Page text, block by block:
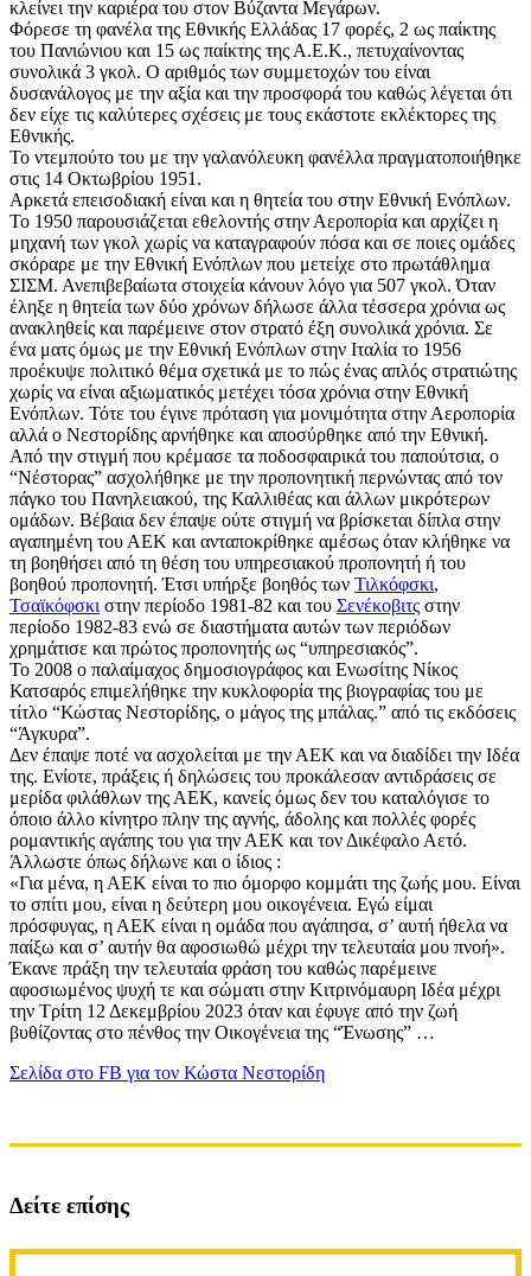
κλείνει την καριέρα του στον Βύζαντα Μεγάρων.
Φόρεσε τη φανέλα της Εθνικής Ελλάδας 17 φορές, 2 ως παίκτης
του Πανιώνιου και 15 ως παίκτης της Α.Ε.Κ., πετυχαίνοντας
συνολικά 3 γκολ. Ο αριθμός των συμμετοχών του είναι
δυσανάλογος με την αξία και την προσφορά του καθώς λέγεται ότι
δεν είχε τις καλύτερες σχέσεις με τους εκάστοτε εκλέκτορες της
Εθνικής.
Το ντεμπούτο του με την γαλανόλευκη φανέλλα πραγματοποιήθηκε
στις 14 Οκτωβρίου 1951.
Αρκετά επεισοδιακή είναι και η θητεία του στην Εθνική Ενόπλων.
Το 1950 παρουσιάζεται εθελοντής στην Αεροπορία και αρχίζει η
μηχανή των γκολ χωρίς να καταγραφούν πόσα και σε ποιες ομάδες
σκόραρε με την Εθνική Ενόπλων που μετείχε στο πρωτάθλημα
ΣΙΣΜ. Ανεπιβεβαίωτα στοιχεία κάνουν λόγο για 507 γκολ. Όταν
έληξε η θητεία των δύο χρόνων δήλωσε άλλα τέσσερα χρόνια ως
ανακληθείς και παρέμεινε στον στρατό έξη συνολικά χρόνια. Σε
ένα ματς όμως με την Εθνική Ενόπλων στην Ιταλία το 1956
προέκυψε πολιτικό θέμα σχετικά με το πώς ένας απλός στρατιώτης
χωρίς να είναι αξιωματικός μετέχει τόσα χρόνια στην Εθνική
Ενόπλων. Τότε του έγινε πρόταση για μονιμότητα στην Αεροπορία
αλλά ο Νεστορίδης αρνήθηκε και αποσύρθηκε από την Εθνική.
Από την στιγμή που κρέμασε τα ποδοσφαιρικά του παπούτσια, ο
“Νέστορας” ασχολήθηκε με την προπονητική περνώντας από τον
πάγκο του Πανηλειακού, της Καλλιθέας και άλλων μικρότερων
ομάδων. Βέβαια δεν έπαψε ούτε στιγμή να βρίσκεται δίπλα στην
αγαπημένη του ΑΕΚ και ανταποκρίθηκε αμέσως όταν κλήθηκε να
τη βοηθήσει από τη θέση του υπηρεσιακού προπονητή ή του
βοηθού προπονητή. Έτσι υπήρξε βοηθός των Τιλκόφσκι,
Τσαϊκόφσκι στην περίοδο 1981-82 και του Σενέκοβιτς στην
περίοδο 1982-83 ενώ σε διαστήματα αυτών των περιόδων
χρημάτισε και πρώτος προπονητής ως “υπηρεσιακός”.
Το 2008 ο παλαίμαχος δημοσιογράφος και Ενωσίτης Νίκος
Κατσαρός επιμελήθηκε την κυκλοφορία της βιογραφίας του με
τίτλο “Κώστας Νεστορίδης, ο μάγος της μπάλας.” από τις εκδόσεις
“Άγκυρα”.
Δεν έπαψε ποτέ να ασχολείται με την ΑΕΚ και να διαδίδει την Ιδέα
της. Ενίοτε, πράξεις ή δηλώσεις του προκάλεσαν αντιδράσεις σε
μερίδα φιλάθλων της ΑΕΚ, κανείς όμως δεν του καταλόγισε το
όποιο άλλο κίνητρο πλην της αγνής, άδολης και πολλές φορές
ρομαντικής αγάπης του για την ΑΕΚ και τον Δικέφαλο Αετό.
Άλλωστε όπως δήλωνε και ο ίδιος :
«Για μένα, η ΑΕΚ είναι το πιο όμορφο κομμάτι της ζωής μου. Είναι
το σπίτι μου, είναι η δεύτερη μου οικογένεια. Εγώ είμαι
πρόσφυγας, η ΑΕΚ είναι η ομάδα που αγάπησα, σ’ αυτή ήθελα να
παίξω και σ’ αυτήν θα αφοσιωθώ μέχρι την τελευταία μου πνοή».
Έκανε πράξη την τελευταία φράση του καθώς παρέμεινε
αφοσιωμένος ψυχή τε και σώματι στην Κιτρινόμαυρη Ιδέα μέχρι
την Τρίτη 12 Δεκεμβρίου 2023 όταν και έφυγε από την ζωή
βυθίζοντας στο πένθος την Οικογένεια της “Ένωσης” …
Σελίδα στο FB για τον Κώστα Νεστορίδη
Δείτε επίσης